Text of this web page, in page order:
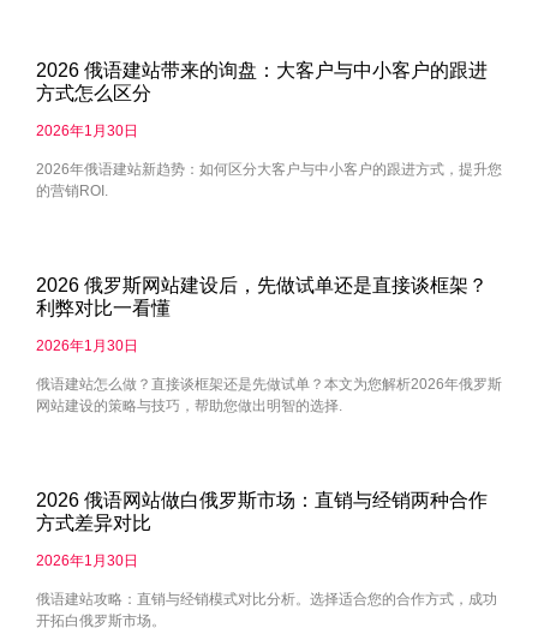
2026 俄语建站带来的询盘：大客户与中小客户的跟进
方式怎么区分
2026年1月30日
2026年俄语建站新趋势：如何区分大客户与中小客户的跟进方式，提升您
的营销ROI.
2026 俄罗斯网站建设后，先做试单还是直接谈框架？
利弊对比一看懂
2026年1月30日
俄语建站怎么做？直接谈框架还是先做试单？本文为您解析2026年俄罗斯
网站建设的策略与技巧，帮助您做出明智的选择.
2026 俄语网站做白俄罗斯市场：直销与经销两种合作
方式差异对比
2026年1月30日
俄语建站攻略：直销与经销模式对比分析。选择适合您的合作方式，成功
开拓白俄罗斯市场。